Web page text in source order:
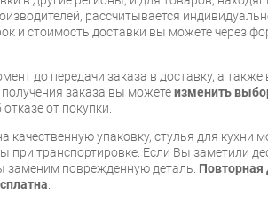
рассчитывается
и стоимость доставки вы можете через
до передачи заказа в доставку, а также
получения заказа вы можетеизменить
от покупки.
качественную упаковку, стулья для кухни
при транспортировке. Если Вы заметили
заменим поврежденную деталь. Повторная